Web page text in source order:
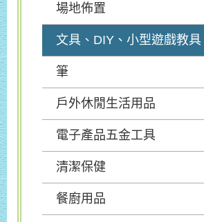
場地佈置
文具、DIY、小型遊戲教具
筆
戶外休閒生活用品
電子產品五金工具
清潔保健
餐廚用品